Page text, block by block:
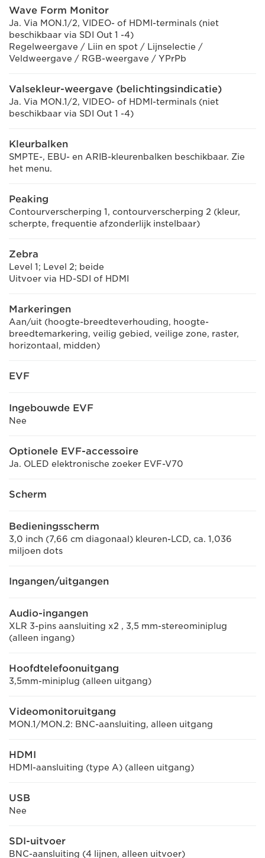
Wave Form Monitor
Ja. Via MON.1/2, VIDEO- of HDMI-terminals (niet
beschikbaar via SDI Out 1 -4)
Regelweergave / Liin en spot / Lijnselectie /
Veldweergave / RGB-weergave / YPrPb
Valsekleur-weergave (belichtingsindicatie)
Ja. Via MON.1/2, VIDEO- of HDMI-terminals (niet
beschikbaar via SDI Out 1 -4)
Kleurbalken
SMPTE-, EBU- en ARIB-kleurenbalken beschikbaar. Zie
het menu.
Peaking
Contourverscherping 1, contourverscherping 2 (kleur,
scherpte, frequentie afzonderlijk instelbaar)
Zebra
Level 1; Level 2; beide
Uitvoer via HD-SDI of HDMI
Markeringen
Aan/uit (hoogte-breedteverhouding, hoogte-
breedtemarkering, veilig gebied, veilige zone, raster,
horizontaal, midden)
EVF
Ingebouwde EVF
Nee
Optionele EVF-accessoire
Ja. OLED elektronische zoeker EVF-V70
Scherm
Bedieningsscherm
3,0 inch (7,66 cm diagonaal) kleuren-LCD, ca. 1,036
miljoen dots
Ingangen/uitgangen
Audio-ingangen
XLR 3-pins aansluiting x2 , 3,5 mm-stereominiplug
(alleen ingang)
Hoofdtelefoonuitgang
3,5mm-miniplug (alleen uitgang)
Videomonitoruitgang
MON.1/MON.2: BNC-aansluiting, alleen uitgang
HDMI
HDMI-aansluiting (type A) (alleen uitgang)
USB
Nee
SDI-uitvoer
BNC-aansluiting (4 lijnen, alleen uitvoer)